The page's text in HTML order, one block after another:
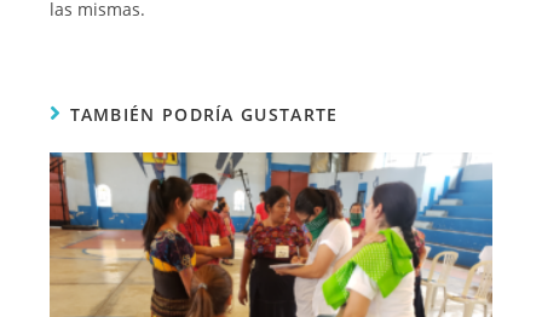
las mismas.
TAMBIÉN PODRÍA GUSTARTE